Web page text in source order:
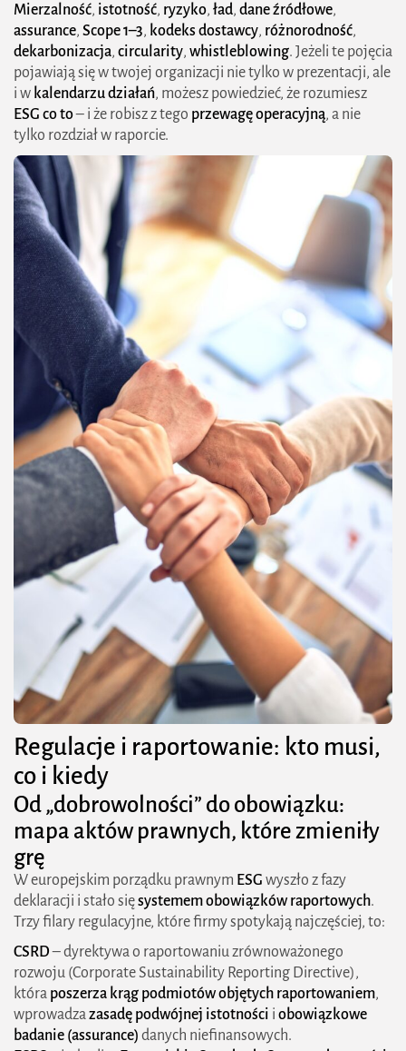
Mierzalność, istotność, ryzyko, ład, dane źródłowe,
assurance, Scope 1–3, kodeks dostawcy, różnorodność,
dekarbonizacja, circularity, whistleblowing. Jeżeli te pojęcia
pojawiają się w twojej organizacji nie tylko w prezentacji, ale
i w kalendarzu działań, możesz powiedzieć, że rozumiesz
ESG co to– i że robisz z tego przewagę operacyjną, a nie
tylko rozdział w raporcie.
Regulacje i raportowanie: kto musi,
co i kiedy
Od „dobrowolności” do obowiązku:
mapa aktów prawnych, które zmieniły
grę
W europejskim porządku prawnym ESG wyszło z fazy
deklaracji i stało sięsystemem obowiązków raportowych.
Trzy filary regulacyjne, które firmy spotykają najczęściej, to:
CSRD– dyrektywa o raportowaniu zrównoważonego
rozwoju (Corporate Sustainability Reporting Directive),
która poszerza krąg podmiotów objętych raportowaniem,
wprowadzazasadę podwójnej istotności i obowiązkowe
badanie (assurance) danych niefinansowych.